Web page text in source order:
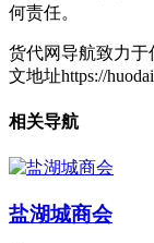
何责任。
货代网导航致力于
文地址https://
相关导航
盐湖城商会